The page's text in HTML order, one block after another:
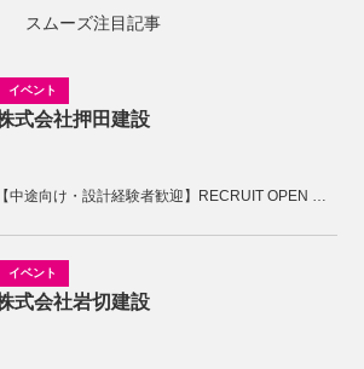
スムーズ注目記事
式会社押田建設
【中途向け・設計経験者歓迎】RECRUIT OPEN HOUSE開催！KNOTの家づくりを体感しませんか。
式会社岩切建設